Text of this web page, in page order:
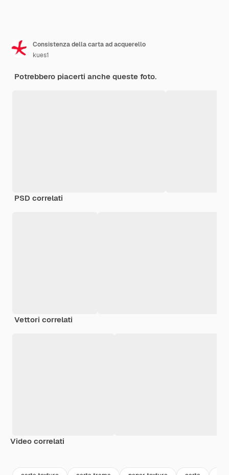
Consistenza della carta ad acquerello
kues1
Potrebbero piacerti anche queste foto.
PSD correlati
Vettori correlati
Video correlati